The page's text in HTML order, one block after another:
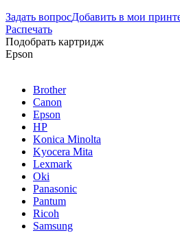
Задать вопросДобавить в мои
Распечать
Подобрать картридж
Epson
Brother
Canon
Epson
HP
Konica Minolta
Kyocera Mita
Lexmark
Oki
Panasonic
Pantum
Ricoh
Samsung